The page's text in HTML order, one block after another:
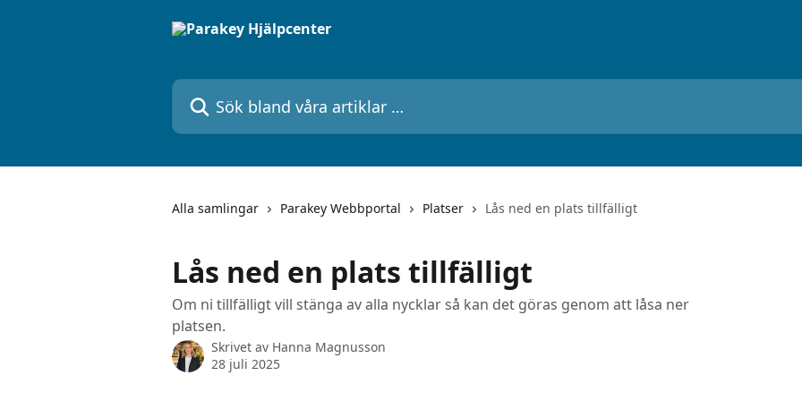
Sök bland våra artiklar …
Alla samlingar Parakey Webbportal Platser Lås ned en plats tillfälligt
Lås ned en plats tillfälligt
Om ni tillfälligt vill stänga av alla nycklar så kan det göras genom att låsa ner
platsen.
Skrivet av Hanna Magnusson
28 juli 2025